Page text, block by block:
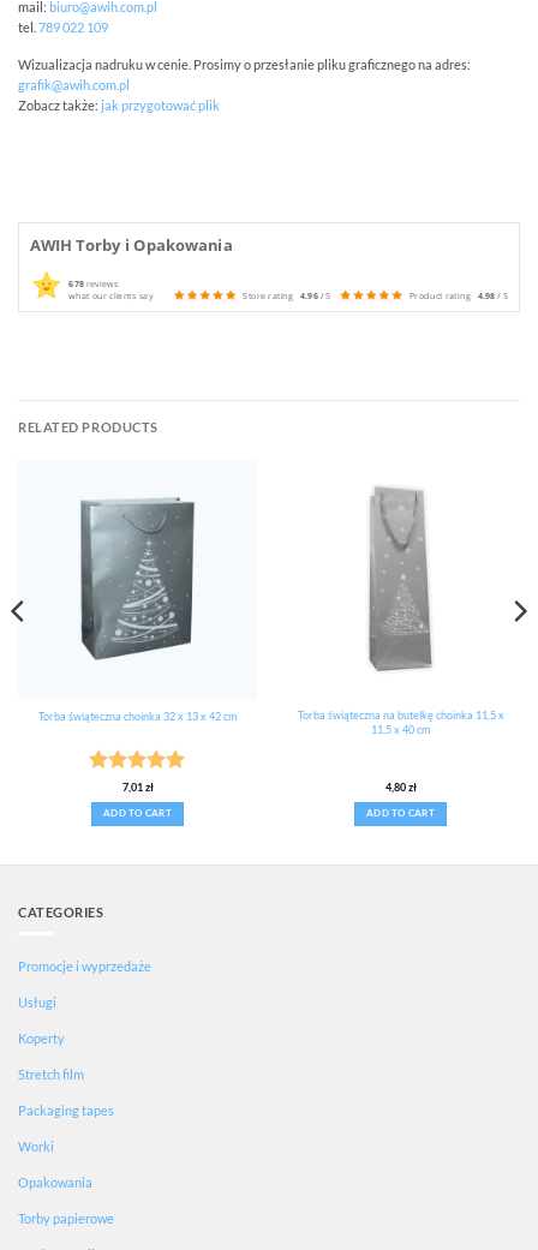
mail: biuro@awih.com.pl
tel. 789 022 109
Wizualizacja nadruku w cenie. Prosimy o przesłanie pliku graficznego na adres:
grafik@awih.com.pl
Zobacz także: jak przygotować plik
AWIH Torby i Opakowania
678reviews
what our clients say
Store rating 4.96/ 5 Product rating 4.98/ 5
RELATED PRODUCTS
Torba świąteczna choinka 32 x 13 x 42 cm
Rated5
out of 5
7,01 zł
ADD TO CART
Torba świąteczna na butelkę choinka 11,5 x
11,5 x 40 cm
4,80zł
ADD TO CART
CATEGORIES
Promocje i wyprzedaże
Usługi
Koperty
Stretch film
Packaging tapes
Worki
Opakowania
Torby papierowe